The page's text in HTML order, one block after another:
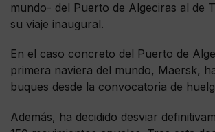
mundo- del Puerto de Algeciras al de
su viaje inaugural.
En el caso concreto del Puerto de
primera naviera del mundo, Maersk,
buques desde la convocatoria de
Además, ha decidido desviar